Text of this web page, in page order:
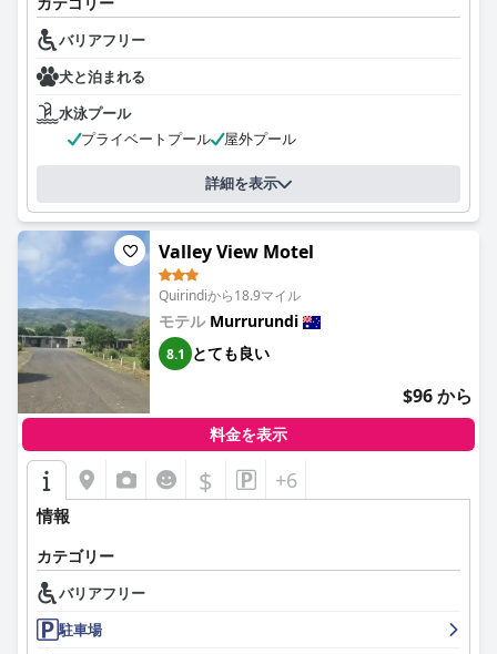
バリアフリー
犬と泊まれる
水泳プール
プライベートプール
屋外プール
詳細を表示
Valley View Motel
Quirindiから18.9マイル
モテル Murrurundi
8.1 とても良い
$96 から
料金を表示
$ +6
情報
カテゴリー
バリアフリー
駐車場